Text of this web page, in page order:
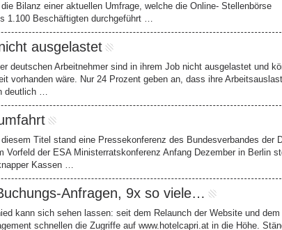
Bilanz einer aktuellen Umfrage, welche die Online- Stellenbörse
1.100 Beschäftigten durchgeführt …
ausgelastet
deutschen Arbeitnehmer sind in ihrem Job nicht ausgelastet und
vorhanden wäre. Nur 24 Prozent geben an, dass ihre
deutlich …
Titel stand eine Pressekonferenz des Bundesverbandes der
Vorfeld der ESA Ministerratskonferenz Anfang Dezember in Berlin
Kassen …
Anfragen, 9x so viele…
kann sich sehen lassen: seit dem Relaunch der Website und
schnellen die Zugriffe auf www.hotelcapri.at in die Höhe.